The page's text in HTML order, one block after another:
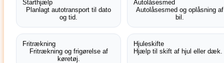
Starthjælp
Planlagt autotransport til dato
og tid.
Autolåsesmed
Autolåsesmed og oplåsning af
bil.
Fritrækning
Fritrækning og frigørelse af
køretøj.
Hjuleskifte
Hjælp til skift af hjul eller dæk.